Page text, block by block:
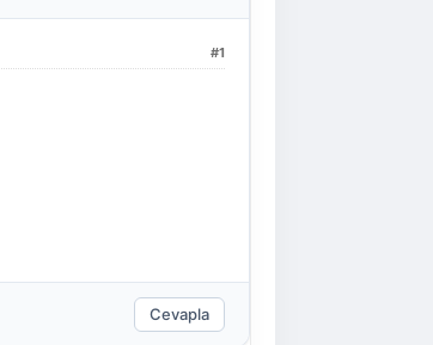
#1
Cevapla